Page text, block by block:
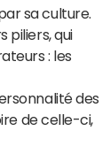
sa culture.
piliers, qui
: les
des
de celle-ci,